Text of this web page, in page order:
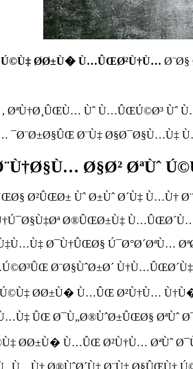
Ú©Ù‡ Ø­Ø±Ù� Ù…ÛŒØ²Ù†Ù…
, ØªÙ†Ø¸ÛŒÙ… Ùˆ Ù…ÛŒÚ©Ø³
Ø¨Ø±Ø§ÛŒ Ø¨Ù‡ Ø§Ø¯Ø§Ù…Ù‡
Ø§Ø² ØªÙˆ
Ø²ÛŒØ± Ùˆ Ø±Ùˆ Ø´Ù‡ Ù…Ù†
Ø®ÛŒØ±Ù‡ Ù…ÛŒØ´Ù…
Ø¯Ù†ÛŒØ§ Ú¯Ø°Ø´ØªÙ…
Ú©Ø³ÛŒ Ø¨Ø§ÙˆØ±Ø´ Ù†Ù…ÛŒØ´Ù‡
Ú©Ù‡ Ø­Ø±Ù� Ù…ÛŒ Ø²Ù†Ù…
ÛŒ Ø¯Ù„Ø®ÙˆØ±ÛŒØ§ ØªÙˆ
Ø­Ø±Ù� Ù…ÛŒ Ø²Ù†Ù… ØªÙˆ